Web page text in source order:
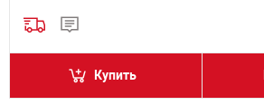
Купить